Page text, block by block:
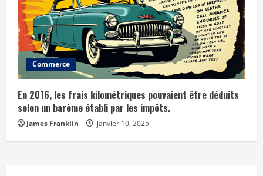
Commerce
En 2016, les frais kilométriques pouvaient être déduits
selon un barème établi par les impôts.
James Franklin janvier 10, 2025